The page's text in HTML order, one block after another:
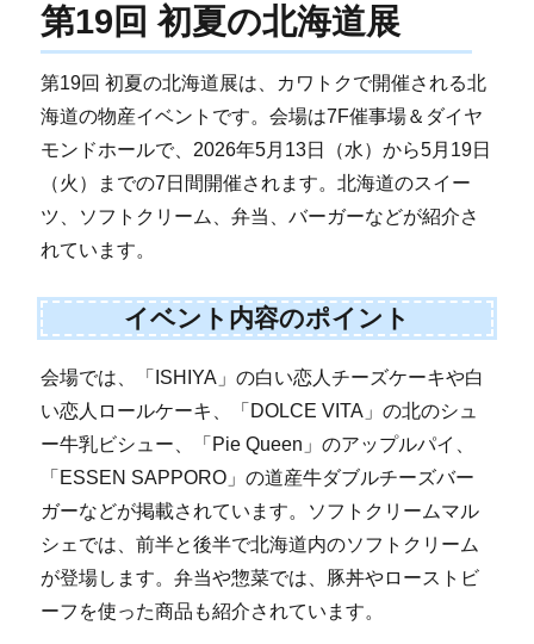
第19回 初夏の北海道展
第19回 初夏の北海道展は、カワトクで開催される北
海道の物産イベントです。会場は7F催事場＆ダイヤ
モンドホールで、2026年5月13日（水）から5月19日
（火）までの7日間開催されます。北海道のスイー
ツ、ソフトクリーム、弁当、バーガーなどが紹介さ
れています。
イベント内容のポイント
会場では、「ISHIYA」の白い恋人チーズケーキや白
い恋人ロールケーキ、「DOLCE VITA」の北のシュ
ー牛乳ビシュー、「Pie Queen」のアップルパイ、
「ESSEN SAPPORO」の道産牛ダブルチーズバー
ガーなどが掲載されています。ソフトクリームマル
シェでは、前半と後半で北海道内のソフトクリーム
が登場します。弁当や惣菜では、豚丼やローストビ
ーフを使った商品も紹介されています。